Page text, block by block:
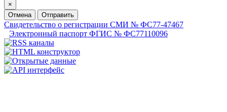
×
Отмена
Отправить
Свидетельство о регистрации СМИ № ФС77-47467
Электронный паспорт ФГИС № ФС77110096